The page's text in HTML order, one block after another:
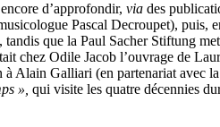
d’approfondir, via des
Pascal Decroupet), puis,
que la Paul Sacher Stiftung
chez Odile Jacob l’ouvrage de
Alain Galliari (en partenariat avec
», qui visite les quatre décennies